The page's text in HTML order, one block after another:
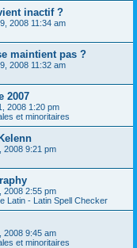
inactif ?
2008 11:34 am
maintient pas ?
2008 11:32 am
2007
2008 1:20 pm
et minoritaires
2008 9:21 pm
2008 2:55 pm
Latin - Latin Spell Checker
2008 9:45 am
et minoritaires